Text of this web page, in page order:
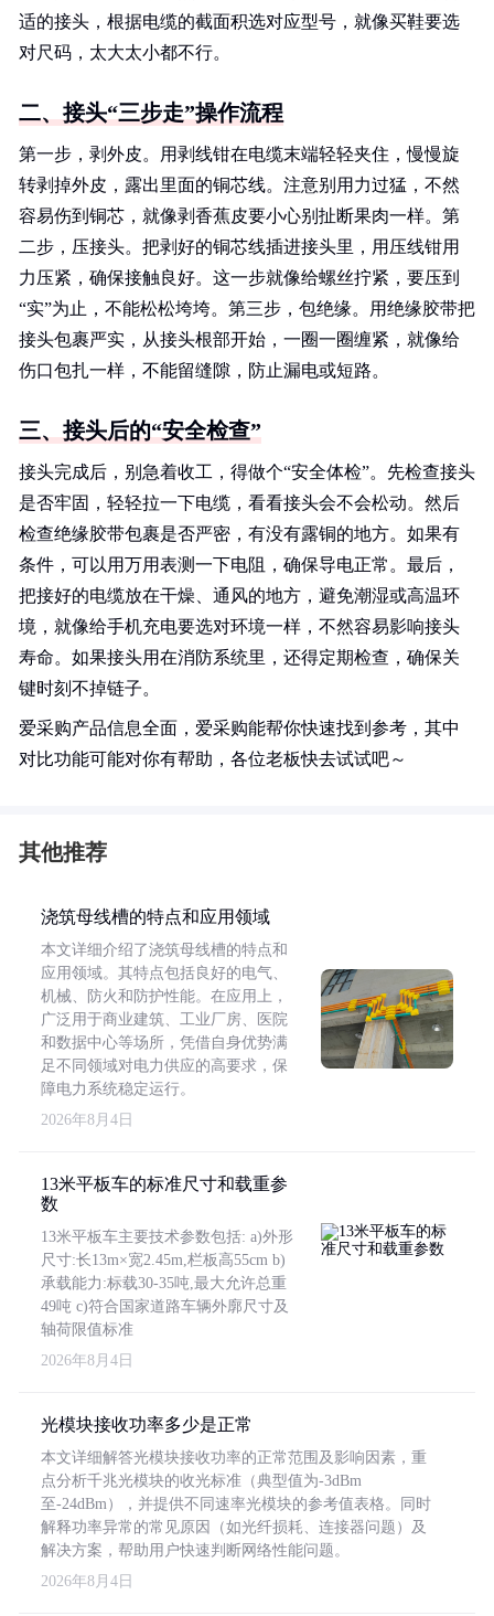
适的接头，根据电缆的截面积选对应型号，就像买鞋要选
对尺码，太大太小都不行。
二、接头“三步走”操作流程
第一步，剥外皮。用剥线钳在电缆末端轻轻夹住，慢慢旋
转剥掉外皮，露出里面的铜芯线。注意别用力过猛，不然
容易伤到铜芯，就像剥香蕉皮要小心别扯断果肉一样。第
二步，压接头。把剥好的铜芯线插进接头里，用压线钳用
力压紧，确保接触良好。这一步就像给螺丝拧紧，要压到
“实”为止，不能松松垮垮。第三步，包绝缘。用绝缘胶带把
接头包裹严实，从接头根部开始，一圈一圈缠紧，就像给
伤口包扎一样，不能留缝隙，防止漏电或短路。
三、接头后的“安全检查”
接头完成后，别急着收工，得做个“安全体检”。先检查接头
是否牢固，轻轻拉一下电缆，看看接头会不会松动。然后
检查绝缘胶带包裹是否严密，有没有露铜的地方。如果有
条件，可以用万用表测一下电阻，确保导电正常。最后，
把接好的电缆放在干燥、通风的地方，避免潮湿或高温环
境，就像给手机充电要选对环境一样，不然容易影响接头
寿命。如果接头用在消防系统里，还得定期检查，确保关
键时刻不掉链子。
爱采购产品信息全面，爱采购能帮你快速找到参考，其中
对比功能可能对你有帮助，各位老板快去试试吧～
其他推荐
浇筑母线槽的特点和应用领域
本文详细介绍了浇筑母线槽的特点和
应用领域。其特点包括良好的电气、
机械、防火和防护性能。在应用上，
广泛用于商业建筑、工业厂房、医院
和数据中心等场所，凭借自身优势满
足不同领域对电力供应的高要求，保
障电力系统稳定运行。
2026年8月4日
13米平板车的标准尺寸和载重参
数
13米平板车主要技术参数包括: a)外形
尺寸:长13m×宽2.45m,栏板高55cm b)
承载能力:标载30-35吨,最大允许总重
49吨 c)符合国家道路车辆外廓尺寸及
轴荷限值标准
2026年8月4日
光模块接收功率多少是正常
本文详细解答光模块接收功率的正常范围及影响因素，重
点分析千兆光模块的收光标准（典型值为-3dBm
至-24dBm），并提供不同速率光模块的参考值表格。同时
解释功率异常的常见原因（如光纤损耗、连接器问题）及
解决方案，帮助用户快速判断网络性能问题。
2026年8月4日